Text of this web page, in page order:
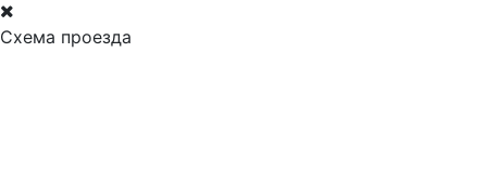
Схема проезда